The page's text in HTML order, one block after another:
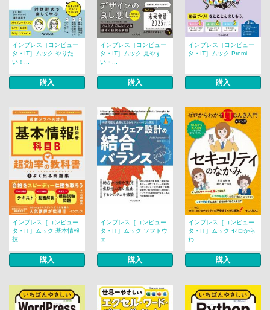
インプレス［コンピュー
タ・IT］ムック やりた
い！...
購入
インプレス［コンピュー
タ・IT］ムック 見やす
い・...
購入
インプレス［コンピュー
タ・IT］ムック Premi...
購入
インプレス［コンピュー
タ・IT］ムック 基本情報
技...
購入
インプレス［コンピュー
タ・IT］ムック ソフトウ
ェ...
購入
インプレス［コンピュー
タ・IT］ムック ゼロから
わ...
購入